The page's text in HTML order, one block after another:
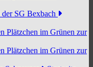
der SG Bexbach
Plätzchen im Grünen zur
Plätzchen im Grünen zur